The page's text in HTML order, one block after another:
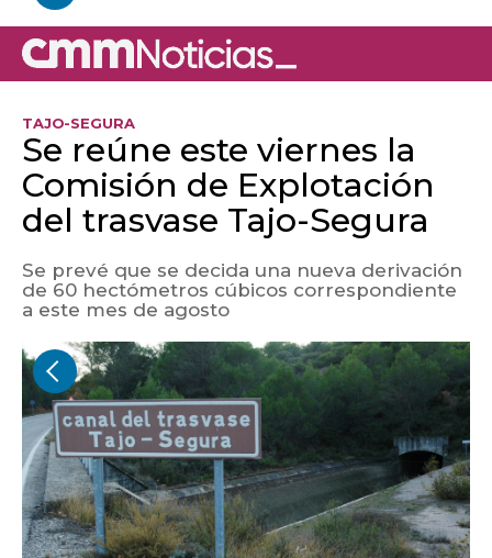
TAJO-SEGURA
Se reúne este viernes la
Comisión de Explotación
del trasvase Tajo-Segura
Se prevé que se decida una nueva derivación
de 60 hectómetros cúbicos correspondiente
a este mes de agosto
(Foto de ARCHIVO) EUROPA PRESS